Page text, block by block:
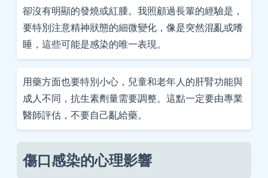
卻沒有明顯的發燒或紅腫。我照顧過長輩的經驗是，
要特別注意精神狀態的細微變化，像是突然混亂或嗜
睡，這些可能是感染的唯一表現。
用藥方面也要特別小心，兒童和老年人的肝腎功能與
成人不同，抗生素劑量需要調整。這點一定要由專業
醫師評估，不要自己亂給藥。
傷口感染的心理影響